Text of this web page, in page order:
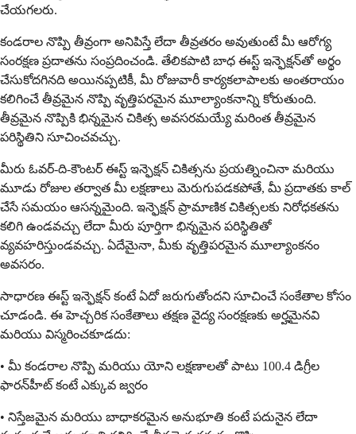
చేయగలరు.
కండరాల నొప్పి తీవ్రంగా అనిపిస్తే లేదా తీవ్రతరం అవుతుంటే మీ ఆరోగ్య
సంరక్షణ ప్రదాతను సంప్రదించండి. తేలికపాటి బాధ ఈస్ట్ ఇన్ఫెక్షన్‌తో అర్థం
చేసుకోదగినది అయినప్పటికీ, మీ రోజువారీ కార్యకలాపాలకు అంతరాయం
కలిగించే తీవ్రమైన నొప్పి వృత్తిపరమైన మూల్యాంకనాన్ని కోరుతుంది.
తీవ్రమైన నొప్పికి భిన్నమైన చికిత్స అవసరమయ్యే మరింత తీవ్రమైన
పరిస్థితిని సూచించవచ్చు.
మీరు ఓవర్-ది-కౌంటర్ ఈస్ట్ ఇన్ఫెక్షన్ చికిత్సను ప్రయత్నించినా మరియు
మూడు రోజుల తర్వాత మీ లక్షణాలు మెరుగుపడకపోతే, మీ ప్రదాతకు కాల్
చేసే సమయం ఆసన్నమైంది. ఇన్ఫెక్షన్ ప్రామాణిక చికిత్సలకు నిరోధకతను
కలిగి ఉండవచ్చు లేదా మీరు పూర్తిగా భిన్నమైన పరిస్థితితో
వ్యవహరిస్తుండవచ్చు. ఏదేమైనా, మీకు వృత్తిపరమైన మూల్యాంకనం
అవసరం.
సాధారణ ఈస్ట్ ఇన్ఫెక్షన్ కంటే ఏదో జరుగుతోందని సూచించే సంకేతాల కోసం
చూడండి. ఈ హెచ్చరిక సంకేతాలు తక్షణ వైద్య సంరక్షణకు అర్హమైనవి
మరియు విస్మరించకూడదు:
• మీ కండరాల నొప్పి మరియు యోని లక్షణాలతో పాటు 100.4 డిగ్రీల
ఫారన్‌హీట్ కంటే ఎక్కువ జ్వరం
• నిస్తేజమైన మరియు బాధాకరమైన అనుభూతి కంటే పదునైన లేదా